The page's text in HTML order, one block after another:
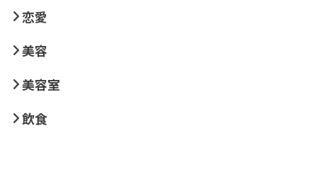
恋愛
美容
美容室
飲食